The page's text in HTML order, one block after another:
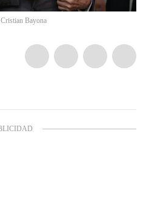
Cristian Bayona